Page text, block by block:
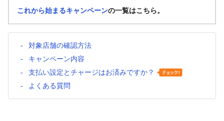
これから始まるキャンペーンの一覧はこちら。
対象店舗の確認方法
キャンペーン内容
支払い設定とチャージはお済みですか？
よくある質問